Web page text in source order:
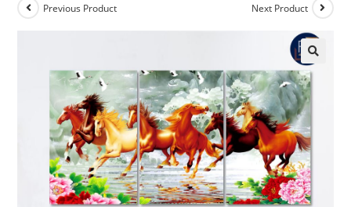
Previous Product Next Product